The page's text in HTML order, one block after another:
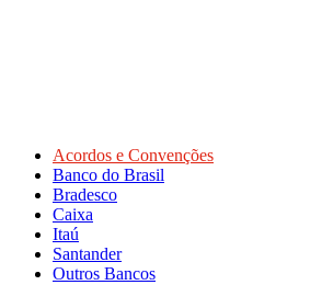
Acordos e Convenções
Banco do Brasil
Bradesco
Caixa
Itaú
Santander
Outros Bancos